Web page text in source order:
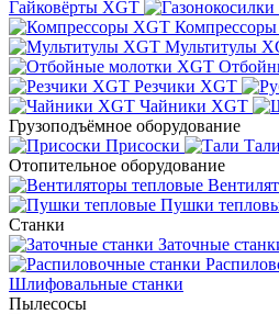
Гайковёрты XGT
Мультитулы
Резчики XGT
Чайники XGT
Грузоподъёмное оборудование
Присоски
Тали
Отопительное оборудование
Пушки
Станки
Заточные
Шлифовальные станки
Пылесосы